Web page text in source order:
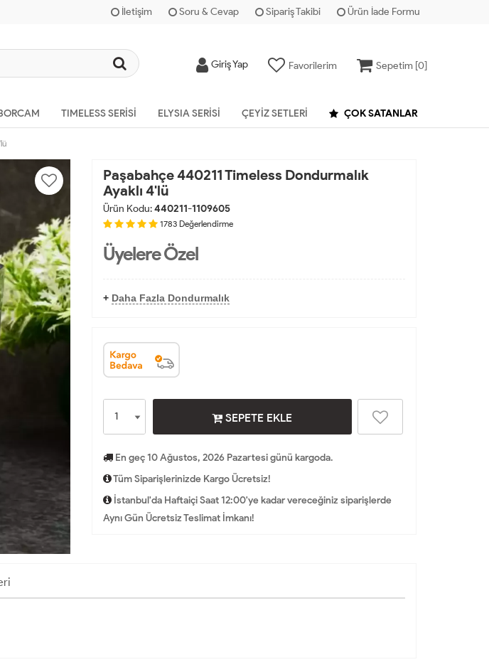
İletişim Soru & Cevap Sipariş Takibi Ürün İade Formu
Giriş Yap Favorilerim Sepetim [0]
TIMELESS SERISI ELYSIA SERISI ÇEYIZ SETLERI ÇOK SATANLAR
Paşabahçe 440211 Timeless Dondurmalık
Ayaklı 4'lü
Ürün Kodu:440211-1109605
1783 Değerlendirme
Üyelere Özel
+ Daha Fazla Dondurmalık
SEPETE EKLE
En geç 10 Ağustos, 2026 Pazartesi günü kargoda.
Tüm Siparişlerinizde Kargo Ücretsiz!
İstanbul'da Haftaiçi Saat 12:00'ye kadar vereceğiniz siparişlerde
Aynı Gün Ücretsiz Teslimat İmkanı!